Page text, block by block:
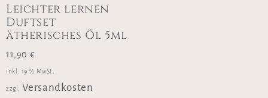
Leichter lernen
Duftset
ätherisches Öl 5ml
11,90 €
inkl. 19 % MwSt.
zzgl. Versandkosten